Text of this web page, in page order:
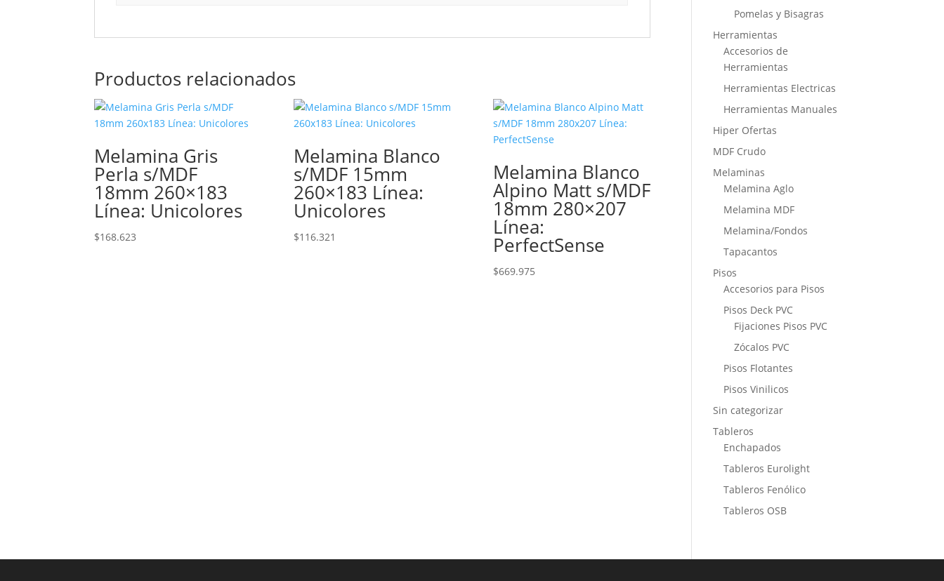
Productos relacionados
Melamina Gris
Perla s/MDF
18mm 260×183
Línea: Unicolores
$168.623
Melamina Blanco
s/MDF 15mm
260×183 Línea:
Unicolores
$116.321
Melamina Blanco
Alpino Matt s/MDF
18mm 280×207
Línea:
PerfectSense
$669.975
Pomelas y Bisagras
Herramientas
Accesorios de
Herramientas
Herramientas Electricas
Herramientas Manuales
Hiper Ofertas
MDF Crudo
Melaminas
Melamina Aglo
Melamina MDF
Melamina/Fondos
Tapacantos
Pisos
Accesorios para Pisos
Pisos Deck PVC
Fijaciones Pisos PVC
Zócalos PVC
Pisos Flotantes
Pisos Vinilicos
Sin categorizar
Tableros
Enchapados
Tableros Eurolight
Tableros Fenólico
Tableros OSB